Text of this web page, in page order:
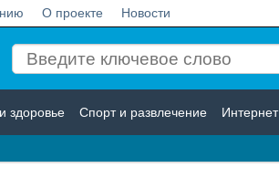
О проекте Новости
здоровье Спорт и развлечение Интернет